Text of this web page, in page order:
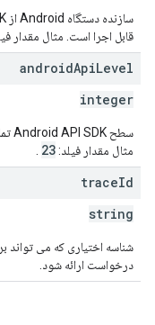
قابل اجرا است. مثال مقدار
androidApiLevel
integer
مثال مقدار فیلد:23
traceId
string
شناسه اختیاری که می تواند
درخواست ارائه شود.